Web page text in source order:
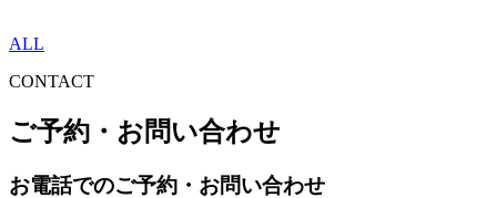
ALL
CONTACT
ご予約・お問い合わせ
お電話でのご予約・お問い合わせ